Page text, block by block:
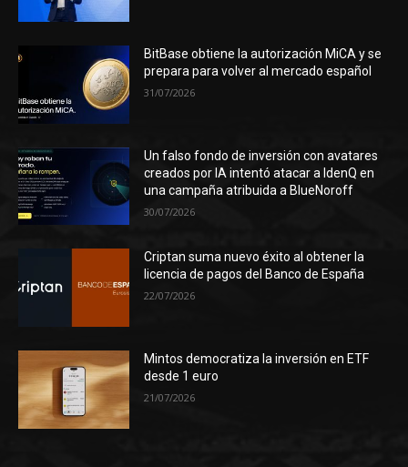
BitBase obtiene la autorización MiCA y se
prepara para volver al mercado español
31/07/2026
Un falso fondo de inversión con avatares
creados por IA intentó atacar a IdenQ en
una campaña atribuida a BlueNoroff
30/07/2026
Criptan suma nuevo éxito al obtener la
licencia de pagos del Banco de España
22/07/2026
Mintos democratiza la inversión en ETF
desde 1 euro
21/07/2026